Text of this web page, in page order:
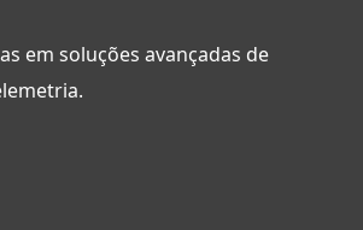
em soluções avançadas de